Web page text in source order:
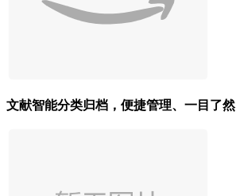
文献智能分类归档，便捷管理、一目了然